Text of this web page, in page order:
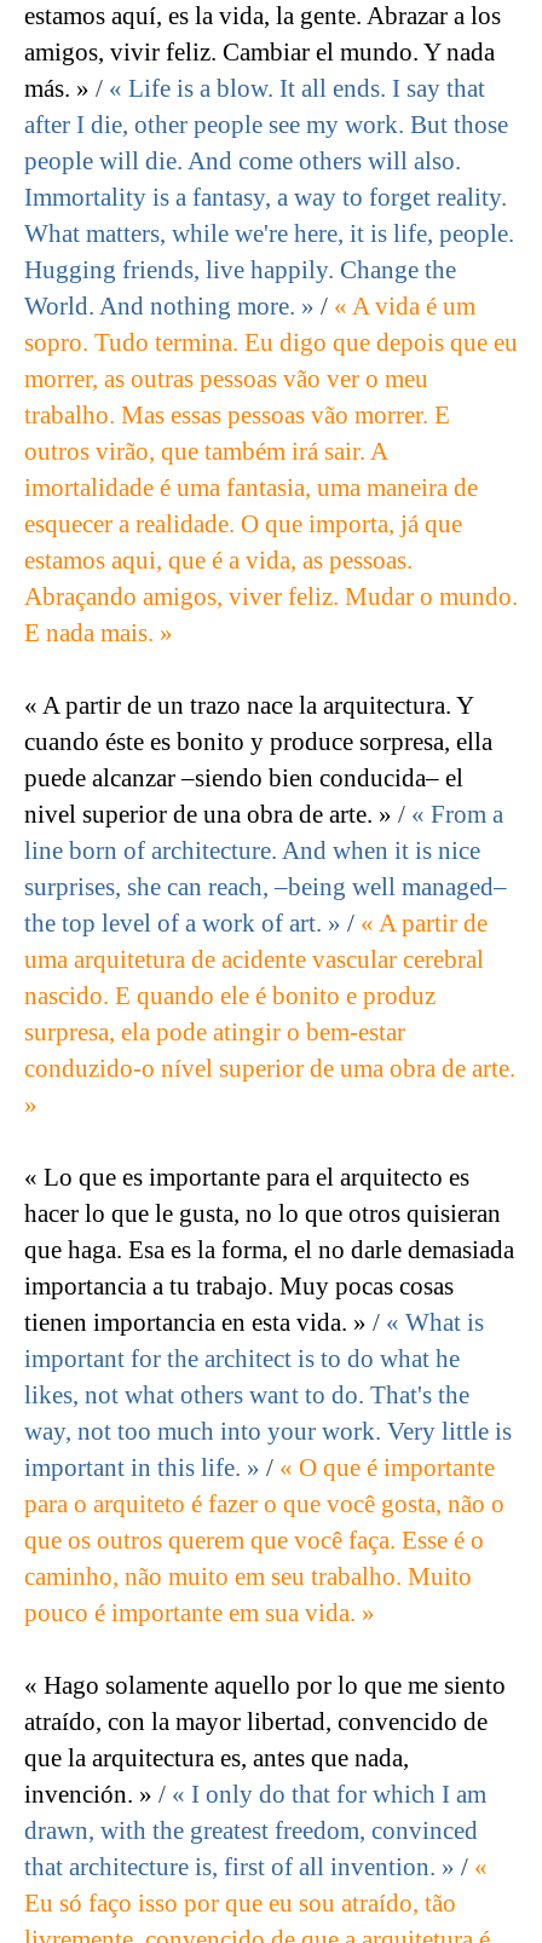
estamos aquí, es la vida, la gente. Abrazar a los
amigos, vivir feliz. Cambiar el mundo. Y nada
más. » / « Life is a blow. It all ends. I say that
after I die, other people see my work. But those
people will die. And come others will also.
Immortality is a fantasy, a way to forget reality.
What matters, while we're here, it is life, people.
Hugging friends, live happily. Change the
World. And nothing more. » / « A vida é um
sopro. Tudo termina. Eu digo que depois que eu
morrer, as outras pessoas vão ver o meu
trabalho. Mas essas pessoas vão morrer. E
outros virão, que também irá sair. A
imortalidade é uma fantasia, uma maneira de
esquecer a realidade. O que importa, já que
estamos aqui, que é a vida, as pessoas.
Abraçando amigos, viver feliz. Mudar o mundo.
E nada mais. »
« A partir de un trazo nace la arquitectura. Y
cuando éste es bonito y produce sorpresa, ella
puede alcanzar –siendo bien conducida– el
nivel superior de una obra de arte. » / « From a
line born of architecture. And when it is nice
surprises, she can reach, –being well managed–
the top level of a work of art. » / « A partir de
uma arquitetura de acidente vascular cerebral
nascido. E quando ele é bonito e produz
surpresa, ela pode atingir o bem-estar
conduzido-o nível superior de uma obra de arte.
»
« Lo que es importante para el arquitecto es
hacer lo que le gusta, no lo que otros quisieran
que haga. Esa es la forma, el no darle demasiada
importancia a tu trabajo. Muy pocas cosas
tienen importancia en esta vida. » / « What is
important for the architect is to do what he
likes, not what others want to do. That's the
way, not too much into your work. Very little is
important in this life. » / « O que é importante
para o arquiteto é fazer o que você gosta, não o
que os outros querem que você faça. Esse é o
caminho, não muito em seu trabalho. Muito
pouco é importante em sua vida. »
« Hago solamente aquello por lo que me siento
atraído, con la mayor libertad, convencido de
que la arquitectura es, antes que nada,
invención. » / « I only do that for which I am
drawn, with the greatest freedom, convinced
that architecture is, first of all invention. » / «
Eu só faço isso por que eu sou atraído, tão